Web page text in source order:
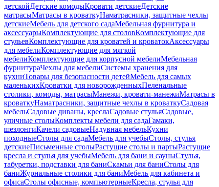
детскойДетские комодыКровати детскиеДетские
матрасыМатрасы в кроваткуНаматрасники, защитные чехлы
детскиеМебель для детского садаМебельная фурнитура и
аксессуарыКомплектующие для столовКомплектующие для
стульевКомплектующие для кроватей и кроватокАксессуары
для мебелиКомплектующие для мягкой
мебелиКомплектующие для корпусной мебелиМебельная
фурнитураЧехлы для мебелиСистемы хранения для
кухниТовары для безопасности детейМебель для самых
маленькихКроватки для новорожденныхПеленальные
столики, комоды, матрасыМанежи, кровати-манежиМатрасы в
кроваткуНаматрасники, защитные чехлы в кроваткуСадовая
мебельСадовые диваны, креслаСадовые стульяСадовые,
уличные столыКомплекты мебели для садаГамаки,
шезлонгиКачели садовыеНадувная мебельКухни
походныеСтолы для садаМебель для учебыСтолы, стулья
детскиеПисьменные столыРастущие столы и партыРастущие
кресла и стулья для учебыМебель для бани и сауныСтулья,
табуретки, подставки для баниСкамьи для баниСтолы для
баниЖурнальные столики для баниМебель для кабинета и
офисаСтолы офисные, компьютерныеКресла, стулья для